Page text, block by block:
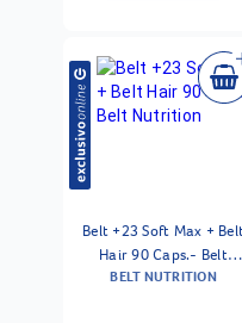
Belt +23 Soft Max + Belt
Hair 90 Caps.- Belt
Nutrition
BELT NUTRITION